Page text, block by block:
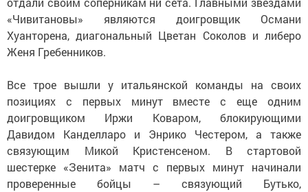
«Чивитановы» являются доигровщик Османи
Хуанторена, диагональный Цветан Соколов и либеро
Женя Гребенников.
Все трое вышли у итальянской команды на своих
позициях с первых минут вместе с еще одним
доигровщиком Иржи Коваром, блокирующими
Давидом Канделларо и Энрико Честером, а также
связующим Микой Кристенсеном. В стартовой
шестерке «Зенита» матч с первых минут начинали
проверенные бойцы – связующий Бутько,